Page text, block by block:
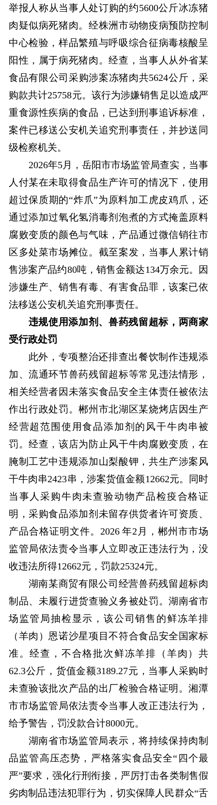
举报人称从当事人处订购的约5600公斤冰冻猪
肉疑似病死猪肉。经株洲市动物疫病预防控制
中心检验，样品繁殖与呼吸综合征病毒核酸呈
阳性，属于病死猪肉。经查，当事人从外省某
食品有限公司采购涉案冻猪肉共5624公斤，采
购款共计25758元。该行为涉嫌销售足以造成严
重食源性疾病的食品，已达到刑事追诉标准，
案件已移送公安机关追究刑事责任，并抄送同
级检察机关。
2026年5月，岳阳市市场监管局查实，当事
人付某在未取得食品生产许可的情况下，使用
超过保质期的“炸爪”为原料加工虎皮鸡爪，还
通过添加过氧化氢消毒剂泡煮的方式掩盖原料
腐败变质的颜色与气味，产品通过微信销往市
区多处菜市场摊位。截至案发，当事人累计销
售涉案产品约80吨，销售金额达134万余元。因
涉嫌生产、销售有毒、有害食品罪，该案已依
法移送公安机关追究刑事责任。
违规使用添加剂、兽药残留超标，两商家
受行政处罚
此外，专项整治还排查出餐饮制作违规添
加、流通环节兽药残留超标等常见违法情形，
相关经营者因未落实食品安全主体责任被依法
作出行政处罚。郴州市北湖区某烧烤店因生产
经营超范围使用食品添加剂的风干牛肉串被
罚。经查，该店为防止风干牛肉腐败变质，在
腌制工艺中违规添加山梨酸钾，共生产涉案风
干牛肉串2423串，涉案货值金额12662元。同时
当事人采购牛肉未查验动物产品检疫合格证
明，采购食品添加剂未留存供货者许可资质、
产品合格证明文件。2026 年2月，郴州市市场
监管局依法责令当事人立即改正违法行为，没
收违法所得12662元，罚款25324元。
湖南某商贸有限公司经营兽药残留超标肉
制品、未履行进货查验义务被处罚。湖南省市
场监管局抽检显示，该公司销售的鲜冻羊排
（羊肉）恩诺沙星项目不符合食品安全国家标
准。经查，不合格批次鲜冻羊排（羊肉）共
62.3公斤，货值金额3189.27元，当事人采购时
未查验该批次产品的出厂检验合格证明。湘潭
市市场监管局依法责令当事人改正违法行为，
给予警告，罚没款合计8000元。
湖南省市场监管局表示，将持续保持肉制
品监管高压态势，严格落实食品安全“四个最
严”要求，强化行刑衔接，严厉打击各类制售假
劣肉制品违法犯罪行为，切实保障人民群众“舌